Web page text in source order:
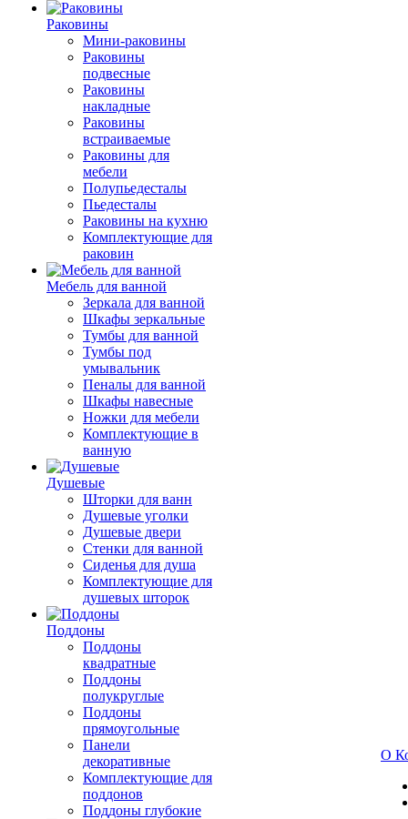
Раковины
Мини-раковины
Раковины
подвесные
Раковины
накладные
Раковины
встраиваемые
Раковины для
мебели
Полупьедесталы
Пьедесталы
Раковины на кухню
Комплектующие для
раковин
Мебель для ванной
Зеркала для ванной
Шкафы зеркальные
Тумбы для ванной
Тумбы под
умывальник
Пеналы для ванной
Шкафы навесные
Ножки для мебели
Комплектующие в
ванную
Душевые
Шторки для ванн
Душевые уголки
Душевые двери
Стенки для ванной
Сиденья для душа
Комплектующие для
душевых шторок
Поддоны
Поддоны
квадратные
Поддоны
полукруглые
Поддоны
прямоугольные
Панели
декоративные
Комплектующие для
поддонов
Поддоны глубокие
О